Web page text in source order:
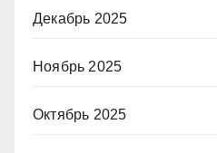
Декабрь 2025
Ноябрь 2025
Октябрь 2025